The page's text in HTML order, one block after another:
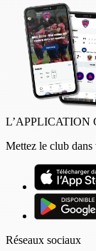
L’APPLICATION
Mettez le club
Réseaux sociaux